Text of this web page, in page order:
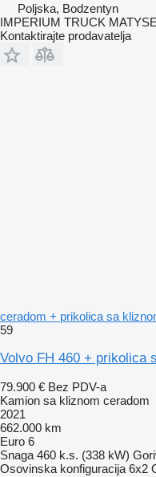
Poljska, Bodzentyn
IMPERIUM TRUCK
Kontaktirajte prodavatelja
ceradom + prikolica sa
59
Volvo FH 460 + prikolica
79.900 € Bez PDV-a
Kamion sa kliznom ceradom
2021
662.000 km
Euro 6
Snaga 460 k.s. (338 kW)
Osovinska konfiguracija 6x2